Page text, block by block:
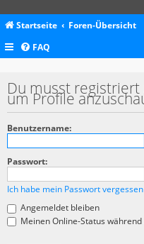
Startseite Foren-Übersicht
FAQ
Du musst
um Profile
Benutzername:
Passwort:
Ich habe mein Passwort vergessen
Angemeldet bleiben
Meinen Online-Status